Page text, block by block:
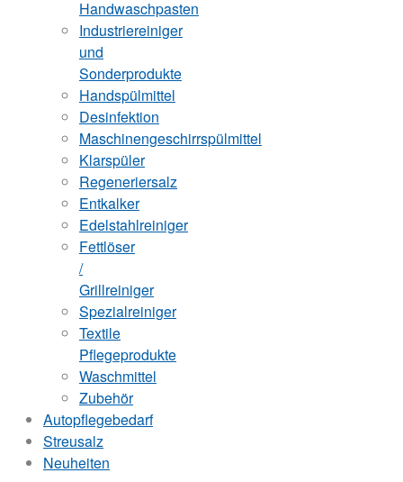
Handwaschpasten
Industriereiniger
und
Sonderprodukte
Handspülmittel
Desinfektion
Maschinengeschirrspülmittel
Klarspüler
Regeneriersalz
Entkalker
Edelstahlreiniger
Fettlöser
/
Grillreiniger
Spezialreiniger
Textile
Pflegeprodukte
Waschmittel
Zubehör
Autopflegebedarf
Streusalz
Neuheiten